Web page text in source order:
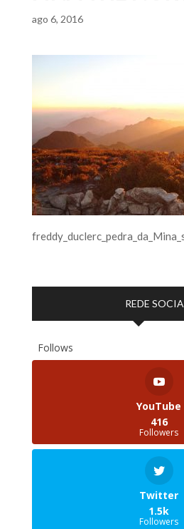
ago 6, 2016
REDE
Follows
YouTube
416
Followers
Twitter
1.5k
Followers